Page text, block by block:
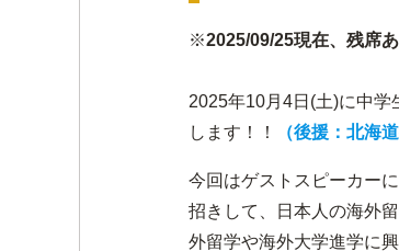
※2025/09/25現在、残席
2025年10月4日(土)に中
します！！
（後援：北海
今回はゲストスピーカー
招きして、日本人の海外
外留学や海外大学進学に